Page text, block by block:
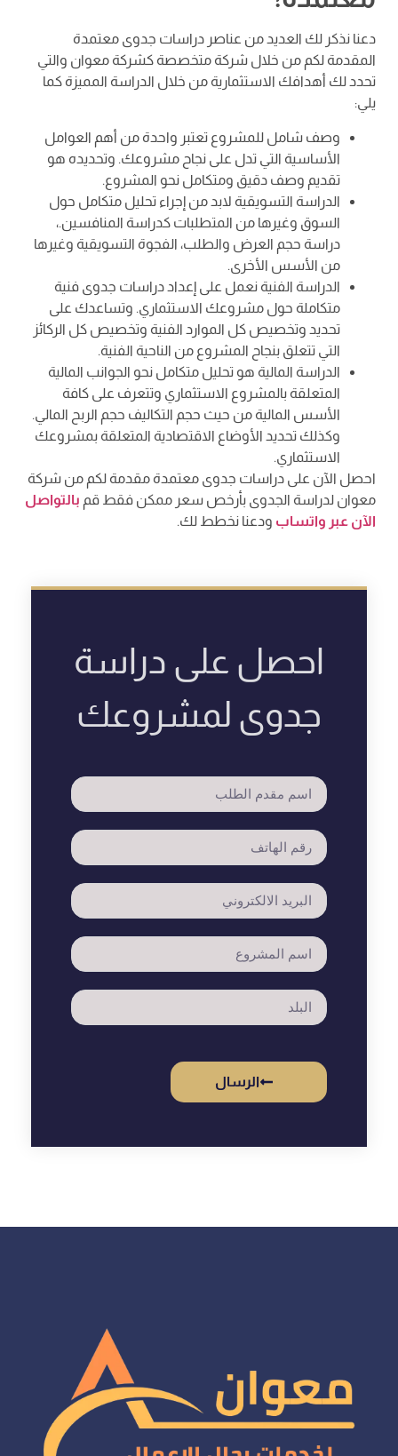
دعنا نذكر لك العديد من عناصر دراسات جدوى معتمدة
المقدمة لكم من خلال شركة متخصصة كشركة معوان والتي
تحدد لك أهدافك الاستثمارية من خلال الدراسة المميزة كما
يلي:
وصف شامل للمشروع تعتبر واحدة من أهم العوامل
الأساسية التي تدل على نجاح مشروعك. وتحديده هو
تقديم وصف دقيق ومتكامل نحو المشروع.
الدراسة التسويقية لابد من إجراء تحليل متكامل حول
السوق وغيرها من المتطلبات كدراسة المنافسين.،
دراسة حجم العرض والطلب، الفجوة التسويقية وغيرها
من الأسس الأخرى.
الدراسة الفنية نعمل على إعداد دراسات جدوى فنية
متكاملة حول مشروعك الاستثماري. وتساعدك على
تحديد وتخصيص كل الموارد الفنية وتخصيص كل الركائز
التي تتعلق بنجاح المشروع من الناحية الفنية.
الدراسة المالية هو تحليل متكامل نحو الجوانب المالية
المتعلقة بالمشروع الاستثماري وتتعرف على كافة
الأسس المالية من حيث حجم التكاليف حجم الربح المالي.
وكذلك تحديد الأوضاع الاقتصادية المتعلقة بمشروعك
الاستثماري.
احصل الآن على دراسات جدوى معتمدة مقدمة لكم من شركة
معوان لدراسة الجدوى بأرخص سعر ممكن فقط قم بالتواصل
الآن عبر واتساب ودعنا نخطط لك.
احصل على دراسة
جدوى لمشروعك
الرسال